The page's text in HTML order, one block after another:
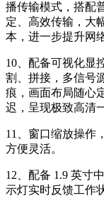
播传输模式，搭配
定、高效传输，大
本，进一步提升网
10、配备可视化显
割、拼接，多信号
痕，画面布局随心
迟，呈现极致高清
11、窗口缩放操作
方便灵活。
12、配备 1.9 英寸
示灯实时反馈工作